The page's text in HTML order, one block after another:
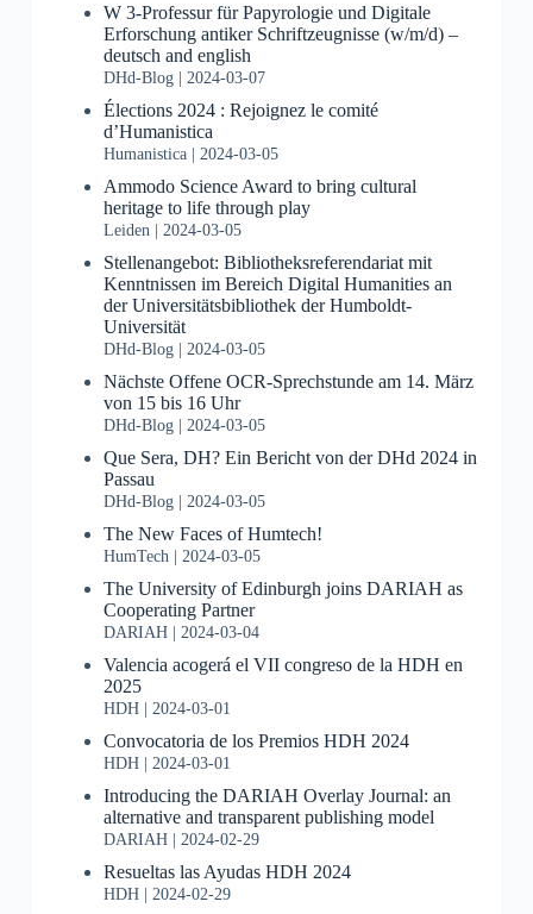
W 3-Professur für Papyrologie und Digitale
Erforschung antiker Schriftzeugnisse (w/m/d) –
deutsch and english
DHd-Blog 2024-03-07
Élections 2024 : Rejoignez le comité
d’Humanistica
Humanistica 2024-03-05
Ammodo Science Award to bring cultural
heritage to life through play
Leiden 2024-03-05
Stellenangebot: Bibliotheksreferendariat mit
Kenntnissen im Bereich Digital Humanities an
der Universitätsbibliothek der Humboldt-
Universität
DHd-Blog 2024-03-05
Nächste Offene OCR-Sprechstunde am 14. März
von 15 bis 16 Uhr
DHd-Blog 2024-03-05
Que Sera, DH? Ein Bericht von der DHd 2024 in
Passau
DHd-Blog 2024-03-05
The New Faces of Humtech!
HumTech 2024-03-05
The University of Edinburgh joins DARIAH as
Cooperating Partner
DARIAH 2024-03-04
Valencia acogerá el VII congreso de la HDH en
2025
HDH 2024-03-01
Convocatoria de los Premios HDH 2024
HDH 2024-03-01
Introducing the DARIAH Overlay Journal: an
alternative and transparent publishing model
DARIAH 2024-02-29
Resueltas las Ayudas HDH 2024
HDH 2024-02-29